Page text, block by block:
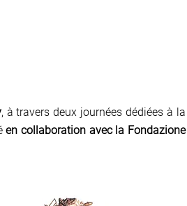
, à travers deux journées dédiées à la
en collaboration avec la Fondazione